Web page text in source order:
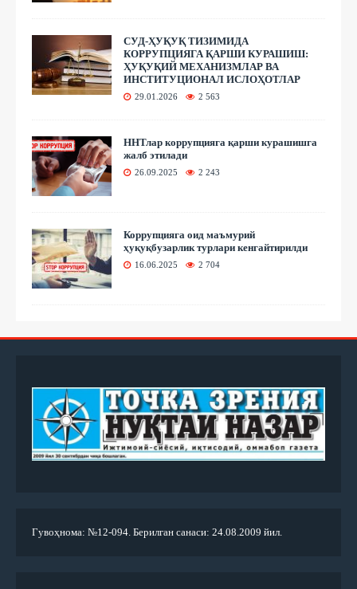
СУД-ҲУҚУҚ ТИЗИМИДА
КОРРУПЦИЯГА ҚАРШИ КУРАШИШ:
ҲУҚУҚИЙ МЕХАНИЗМЛАР ВА
ИНСТИТУЦИОНАЛ ИСЛОҲОТЛАР
29.01.2026 2 563
ННТлар коррупцияга қарши курашишга
жалб этилади
26.09.2025 2 243
Коррупцияга оид маъмурий
ҳуқуқбузарлик турлари кенгайтирилди
16.06.2025 2 704
Гувоҳнома: №12-094. Берилган санаси: 24.08.2009 йил.